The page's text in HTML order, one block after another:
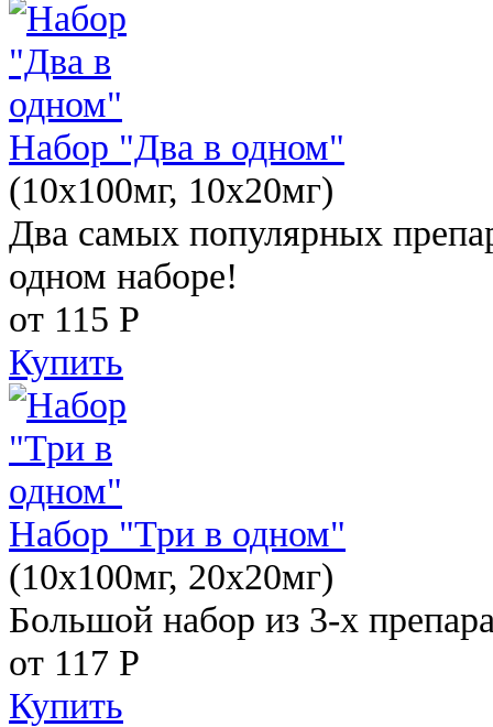
Набор "Два в одном"
(10x100мг, 10x20мг)
Два самых популярных
одном наборе!
от 115 Р
Купить
Набор "Три в одном"
(10x100мг, 20x20мг)
Большой набор из 3-х
от 117 Р
Купить